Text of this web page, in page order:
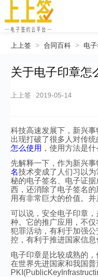
上上签 > 合同百科 > 电
关于电子印章怎
上上签 2019-05-14
科技高速发展下，新兴
出现打破了很多人对传
怎么使用 ，使用方法是什
先解释一下，作为新兴事
名技术变成了人们习以
秘的电子签名、电子证
西，还消除了电子签名
用有非常巨大的价值。并
可以说，安全电子印章
种。它的推广应用，不
犯罪活动，有利于加强
控，有利于推进国家信息
电子印章是比较成熟的
在世界先进国家和我国